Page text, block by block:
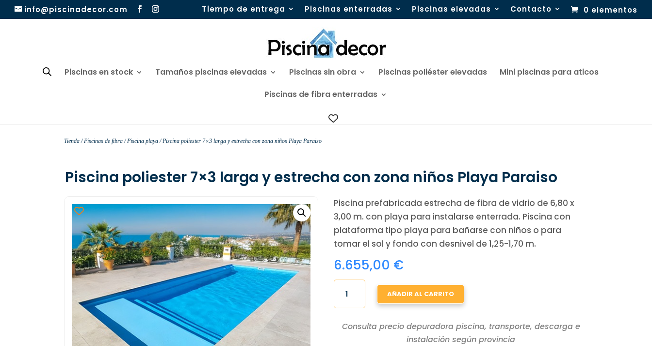
info@piscinadecor.com Tiempo de entrega Piscinas enterradas Piscinas elevadas Contacto 0 elementos
Piscinas en stock Tamaños piscinas elevadas Piscinas sin obra Piscinas poliéster elevadas
Mini piscinas para aticos
Piscinas de fibra enterradas
Tienda/Piscinas de fibra/Piscina playa/ Piscina poliester 7×3 larga y estrecha con zona niños Playa Paraiso
Piscina poliester 7×3 larga y estrecha con zona niños Playa Paraiso
Piscina prefabricada estrecha de fibra de vidrio de 6,80 x
3,00 m. con playa para instalarse enterrada. Piscina con
plataforma tipo playa para bañarse con niños o para
tomar el sol y fondo con desnivel de 1,25-1,70 m.
6.655,00 €
POLIESTER
LARGA
AÑADIR AL CARRITO
Consulta precio depuradora piscina, transporte, descarga e
instalación según provincia